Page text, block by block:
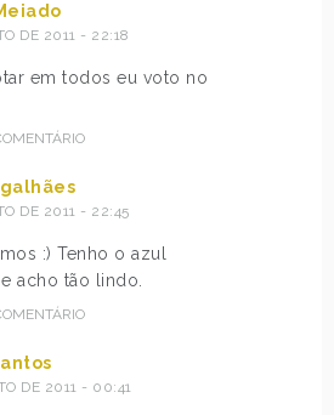
DE 2011 - 22:18
em todos eu voto no
DE 2011 - 22:45
:) Tenho o azul
acho tão lindo.
DE 2011 - 00:41